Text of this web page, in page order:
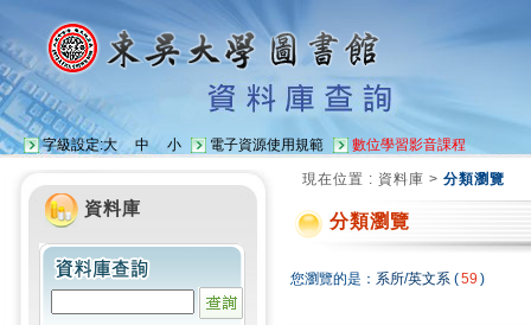
字級設定:大 中 小 電子資源使用規範 數位學習影音課程
資料庫
現在位置 : 資料庫 > 分類瀏覽
分類瀏覽
您瀏覽的是： 系所/英文系 (59 )